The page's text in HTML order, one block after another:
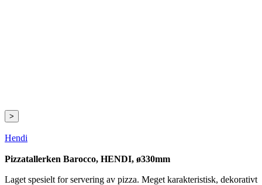
>
Hendi
Pizzatallerken Barocco, HENDI, ø330mm
Laget spesielt for servering av pizza. Meget karakteristisk, dekorativt